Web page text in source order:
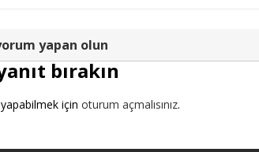
yapan olun
bırakın
için oturum açmalısınız.